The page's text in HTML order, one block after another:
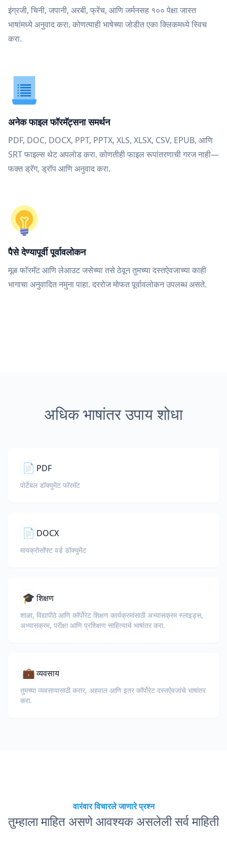
इंग्रजी, चिनी, जपानी, अरबी, फ्रेंच, आणि जर्मनसह १०० पेक्षा जास्त
भाषांमध्ये अनुवाद करा. कोणत्याही भाषेच्या जोडीत एका क्लिकमध्ये स्विच
करा.
अनेक फाइल फॉरमॅट्सना समर्थन
PDF, DOC, DOCX, PPT, PPTX, XLS, XLSX, CSV, EPUB, आणि
SRT फाइल्स थेट अपलोड करा. कोणतीही फाइल रूपांतरणाची गरज नाही—
फक्त ड्रॅग, ड्रॉप आणि अनुवाद करा.
पैसे देण्यापूर्वी पूर्वावलोकन
मूळ फॉरमॅट आणि लेआउट जसेच्या तसे ठेवून तुमच्या दस्तऐवजाच्या काही
भागाचा अनुवादित नमुना पाहा. दररोज मोफत पूर्वावलोकन उपलब्ध असते.
अधिक भाषांतर उपाय शोधा
📄 PDF
पोर्टेबल डॉक्युमेंट फॉरमॅट
📄 DOCX
मायक्रोसॉफ्ट वर्ड डॉक्युमेंट
🎓शिक्षण
शाळा, विद्यापीठे आणि कॉर्पोरेट शिक्षण कार्यक्रमांसाठी अभ्यासक्रम स्लाइड्स,
अभ्यासक्रम, परीक्षा आणि प्रशिक्षण साहित्याचे भाषांतर करा.
💼व्यवसाय
तुमच्या व्यवसायासाठी करार, अहवाल आणि इतर कॉर्पोरेट दस्तऐवजांचे भाषांतर
करा.
वारंवार विचारले जाणारे प्रश्न
तुम्हाला माहित असणे आवश्यक असलेली सर्व माहिती